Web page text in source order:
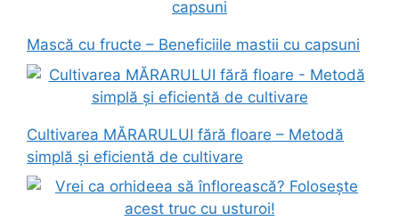
Mască cu fructe – Beneficiile mastii cu capsuni
Cultivarea MĂRARULUI fără floare – Metodă
simplă și eficientă de cultivare